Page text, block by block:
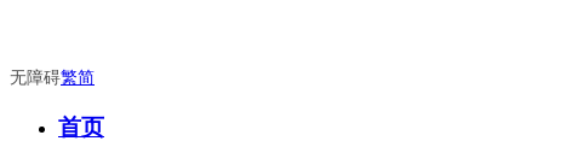
无障碍繁简
首页